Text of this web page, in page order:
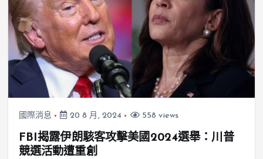
國際消息 20 8 月, 2024 558 views
FBI揭露伊朗駭客攻擊美國2024選舉：川普
競選活動遭重創